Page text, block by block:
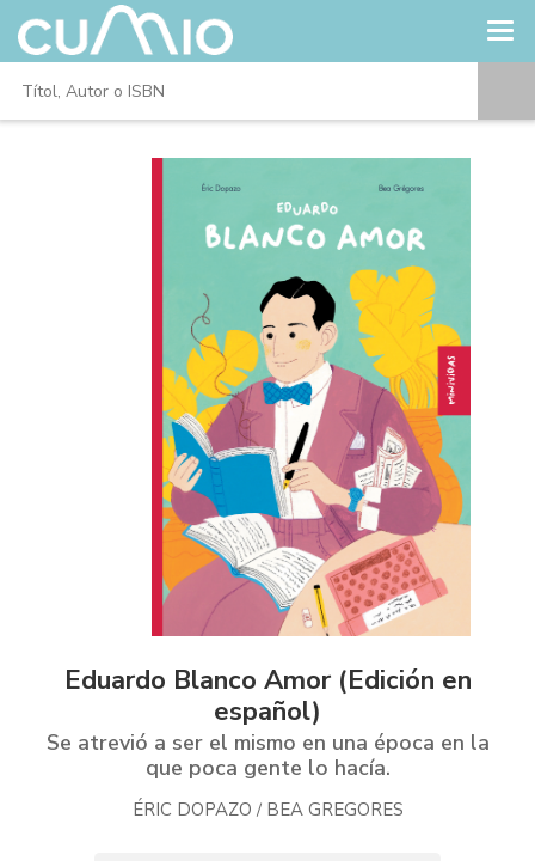
Eduardo Blanco Amor (Edición en
español)
Se atrevió a ser el mismo en una época en la
que poca gente lo hacía.
ÉRIC DOPAZO / BEA GREGORES